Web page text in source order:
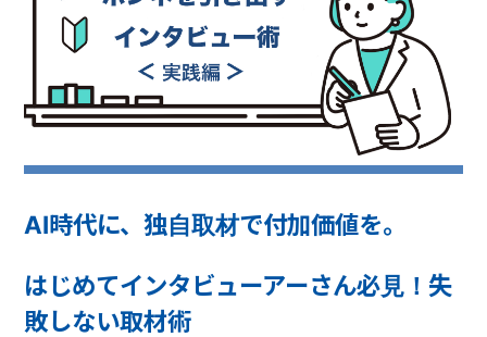
AI時代に、独自取材で付加価値を。
はじめてインタビューアーさん必見！失
敗しない取材術